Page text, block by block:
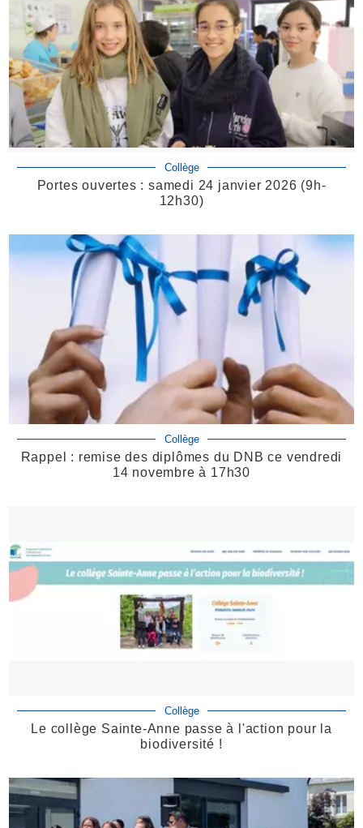
Collège
Portes ouvertes : samedi 24 janvier 2026 (9h-
12h30)
Collège
Rappel : remise des diplômes du DNB ce vendredi
14 novembre à 17h30
Collège
Le collège Sainte-Anne passe à l'action pour la
biodiversité !